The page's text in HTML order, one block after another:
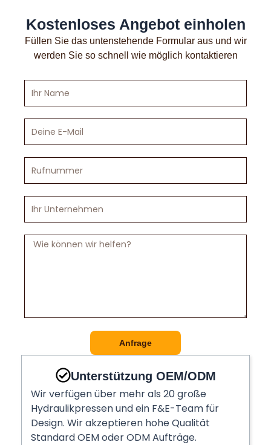
Kostenloses Angebot einholen
Füllen Sie das untenstehende Formular aus und wir
werden Sie so schnell wie möglich kontaktieren
Name
E-
Unternehmen
Nachricht
Anfrage
Unterstützung OEM/ODM
Wir verfügen über mehr als 20 große
Hydraulikpressen und ein F&E-Team für
Design. Wir akzeptieren hohe Qualität
Standard OEM oder ODM Aufträge.